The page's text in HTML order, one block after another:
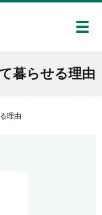
メ
暮らせる理由
理由